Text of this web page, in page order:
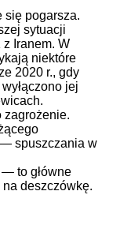
się pogarsza.
sytuacji
Iranem. W
niektóre
2020 r., gdy
jej
zagrożenie.
spuszczania w
to główne
deszczówkę.